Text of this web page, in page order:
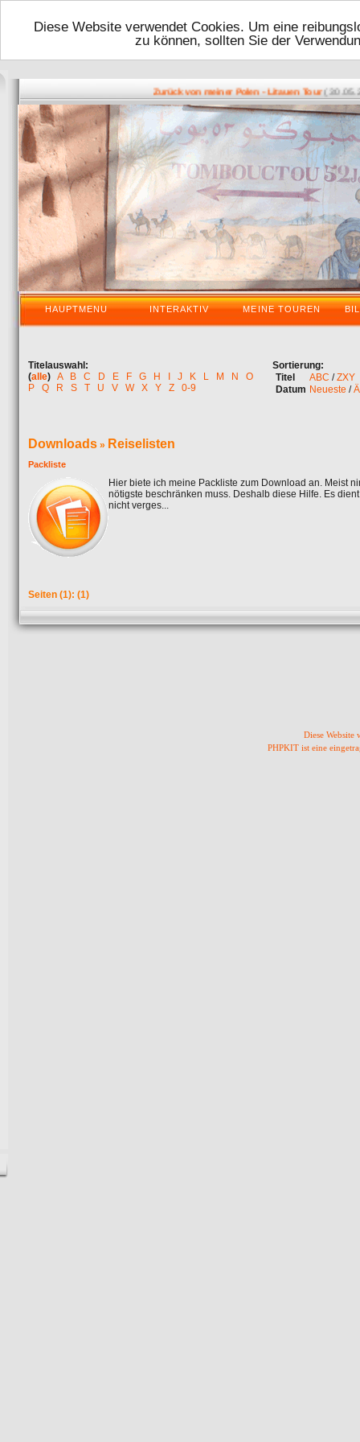
Diese Website verwendet Cookies. Um eine
zu können, sollten Sie der
Zurück von meiner Polen - Litauen Tour(
HAUPTMENU INTERAKTIV MEINE TOUREN
Titelauswahl:
(alle) A B C D E F G H J K L M N
O
P
Q R S T U V W X Y Z 0-9
Sortierung:
Titel
ABC /ZXY
Datum Neueste /
Downloads » Reiselisten
Packliste
Hier biete ich meine Packliste zum Download an. Meist
nötigste beschränken muss. Deshalb diese Hilfe. Es
nicht verges...
Seiten (1): (1)
Diese Website
PHPKIT ist eine